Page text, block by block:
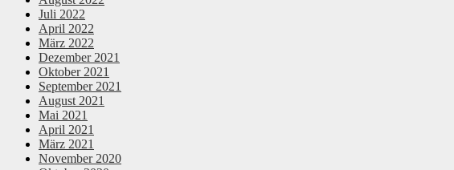
Juli 2022
April 2022
März 2022
Dezember 2021
Oktober 2021
September 2021
August 2021
Mai 2021
April 2021
März 2021
November 2020